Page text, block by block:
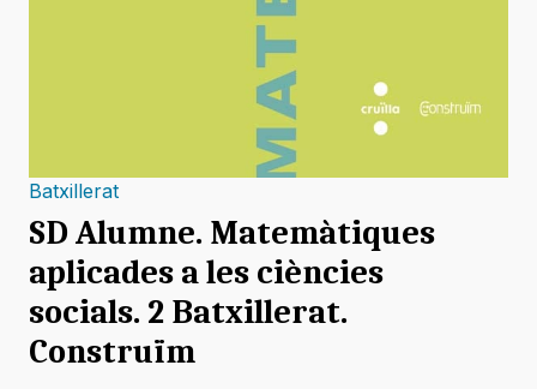
Batxillerat
SD Alumne. Matemàtiques
aplicades a les ciències
socials. 2 Batxillerat.
Construïm